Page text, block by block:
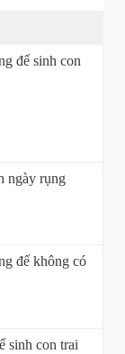
để sinh con
ngày rụng
để không có
sinh con trai